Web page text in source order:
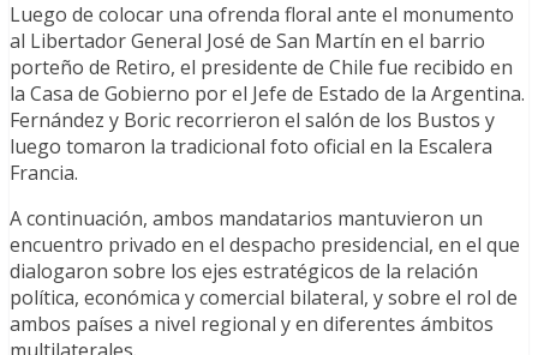
Luego de colocar una ofrenda floral ante el monumento
al Libertador General José de San Martín en el barrio
porteño de Retiro, el presidente de Chile fue recibido en
la Casa de Gobierno por el Jefe de Estado de la Argentina.
Fernández y Boric recorrieron el salón de los Bustos y
luego tomaron la tradicional foto oficial en la Escalera
Francia.
A continuación, ambos mandatarios mantuvieron un
encuentro privado en el despacho presidencial, en el que
dialogaron sobre los ejes estratégicos de la relación
política, económica y comercial bilateral, y sobre el rol de
ambos países a nivel regional y en diferentes ámbitos